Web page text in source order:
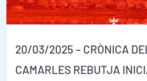
20/03/2025 – CRÒNICA
CAMARLES REBUTJA